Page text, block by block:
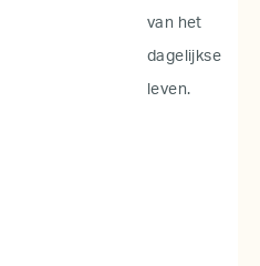
van het
dagelijkse
leven.